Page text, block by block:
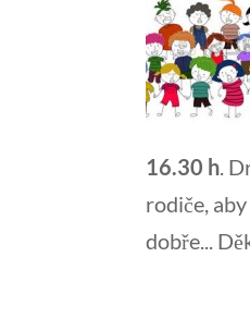
16.30 h.
rodiče,
dobře...